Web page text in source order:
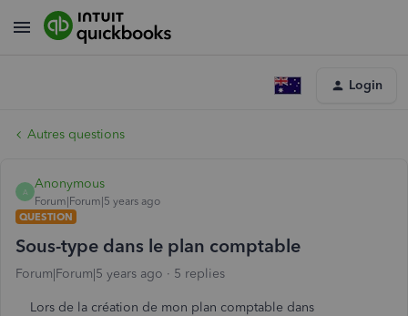
Login
Autres questions
A
Anonymous
Forum|Forum|5 years ago
QUESTION
Sous-type dans le plan comptable
Forum|Forum|5 years ago 5 replies
Lors de la création de mon plan comptable dans